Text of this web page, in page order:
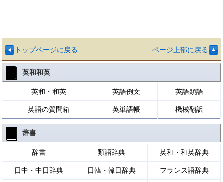
トップページに戻る ページ上部に戻る
英和和英
英和・和英 英語例文 英語類語
英語の質問箱 英単語帳 機械翻訳
辞書
辞書 類語辞典 英和・和英辞典
日中・中日辞典 日韓・韓日辞典 フランス語辞典